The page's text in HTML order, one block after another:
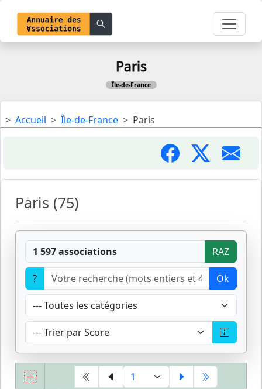
Paris
Île-de-France
Accueil Île-de-France Paris
Paris (75)
1 597 associations RAZ
? Ok